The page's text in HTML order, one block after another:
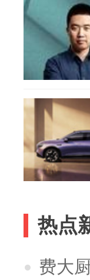
热点
费大